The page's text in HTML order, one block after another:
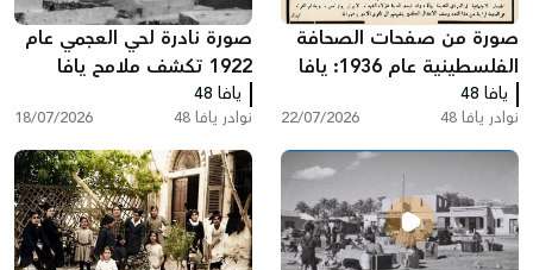
صورة من صفحات الصحافة
الفلسطينية عام 1936: يافا
تودّع ثلاثة من شهدائها
يافا 48
نوادر يافا 48 22/07/2026
صورة نادرة لحي العجمي عام
1922 تكشف ملامح يافا
القديمة
يافا 48
نوادر يافا 48 18/07/2026